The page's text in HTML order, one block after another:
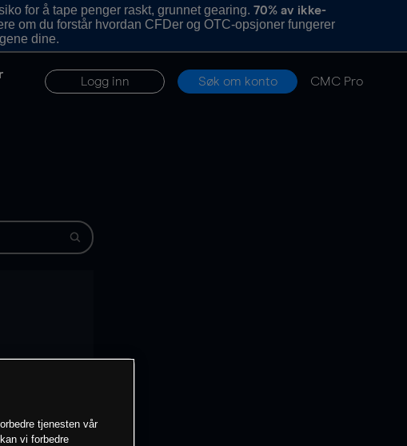
for å tape penger raskt, grunnet gearing.70% av ikke-
om du forstår hvordan CFDer og OTC-opsjoner fungerer
dine.
Logg inn Søk om konto CMC Pro
tjenesten vår
vi forbedre